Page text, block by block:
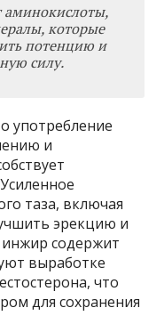
которые
потенцию и
силу.
употребление
и
таза, включая
эрекцию и
содержит
выработке
что
для сохранения